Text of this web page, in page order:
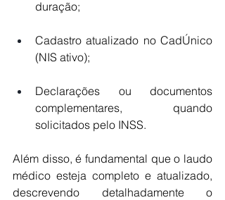
duração;
Cadastro atualizado no CadÚnico
(NIS ativo);
Declarações ou documentos
complementares, quando
solicitados pelo INSS.
Além disso, é fundamental que o laudo
médico esteja completo e atualizado,
descrevendo detalhadamente o